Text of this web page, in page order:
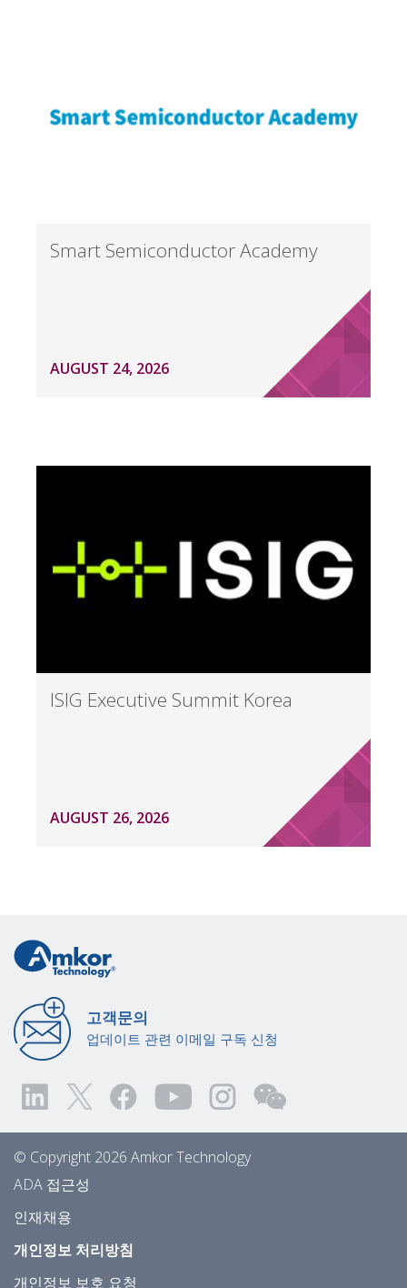
Smart Semiconductor Academy
AUGUST 24, 2026
ISIG Executive Summit Korea
AUGUST 26, 2026
고객문의
업데이트 관련 이메일 구독 신청
© Copyright 2026 Amkor Technology
ADA 접근성
인재채용
개인정보 처리방침
개인정보 보호 요청